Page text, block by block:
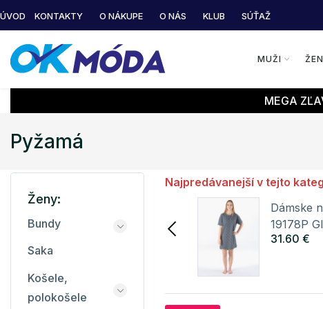
ÚVOD KONTAKTY O NÁKUPE O NÁS KLUB SÚŤAŽ
MUŽI
MEGA
Pyžamá
Najpredávanejší v tejto
Dámska nočná košieľka
7F456 LITEX
Dámske
19178P
31.60 €
Ženy:
Bundy
Saka
Košele,
polokošele